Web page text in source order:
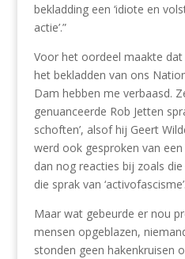
bekladding een ‘idiote en
actie’.”
Voor het oordeel maakte
het bekladden van ons
Dam hebben me verbaasd.
genuanceerde Rob Jetten
schoften’, alsof hij Geert
werd ook gesproken van een
dan nog reacties bij zoals
die sprak van ‘activofascisme’.
Maar wat gebeurde er nou
mensen opgeblazen,
stonden geen hakenkruisen